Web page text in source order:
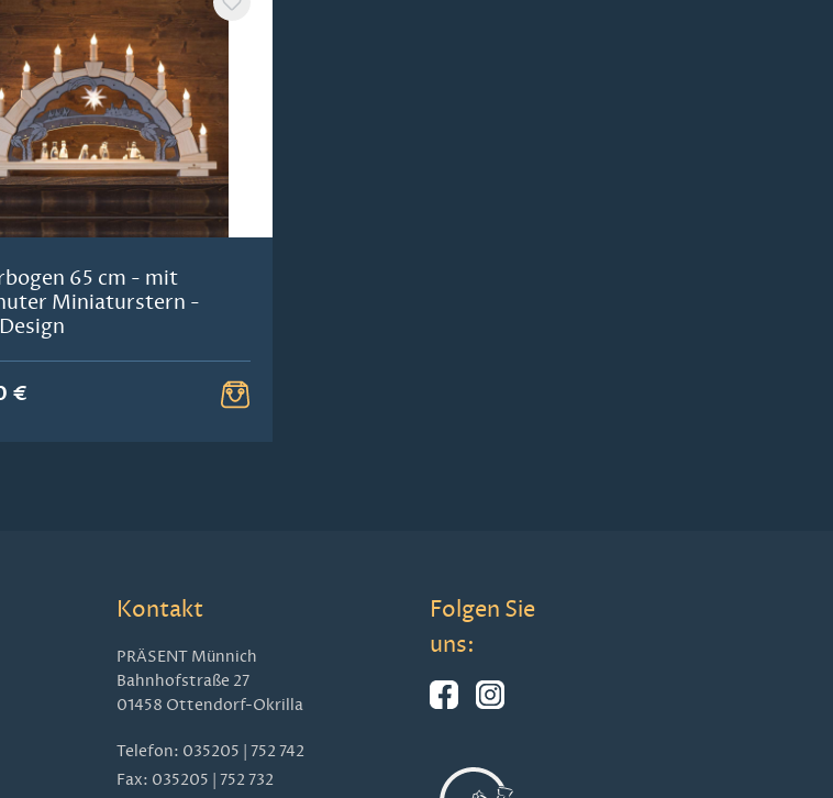
65 cm - mit
Miniaturstern -
€
Kontakt
PRÄSENT Münnich
Bahnhofstraße 27
01458 Ottendorf-Okrilla
Telefon: 035205 | 752 742
Fax: 035205 | 752 732
Folgen Sie
uns: